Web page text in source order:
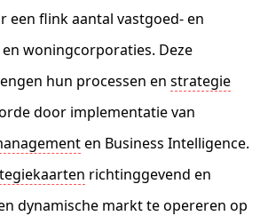
een flink aantal vastgoed- en
woningcorporaties. Deze
hun processen enstrategie
door implementatie van
en Business Intelligence.
richtinggevend en
dynamische markt te opereren op